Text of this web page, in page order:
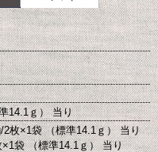
14.1ｇ） 当り
枚×1袋 （標準14.1ｇ） 当り
袋 （標準14.1ｇ） 当り